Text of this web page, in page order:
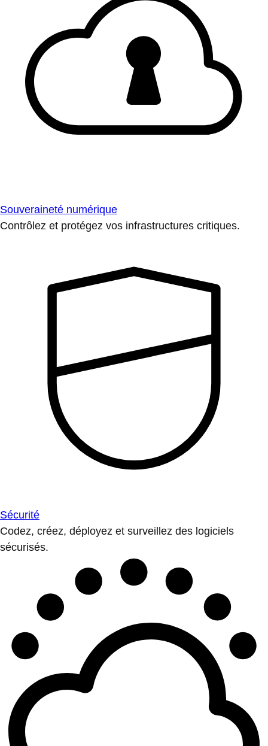
Souveraineté numérique
Contrôlez et protégez vos infrastructures critiques.
Sécurité
Codez, créez, déployez et surveillez des logiciels
sécurisés.